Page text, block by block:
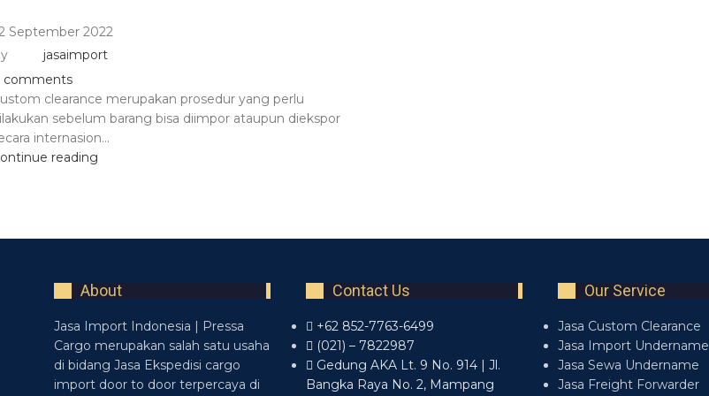
September 2022
jasaimport
comments
clearance merupakan prosedur yang perlu
sebelum barang bisa diimpor ataupun diekspor
internasion...
reading
About
Jasa Import Indonesia | Pressa
Cargo merupakan salah satu usaha
di bidang Jasa Ekspedisi cargo
import door to door terpercaya di
Contact Us
+62 852-7763-6499
(021) – 7822987
Gedung AKA Lt. 9 No. 914 | Jl.
Bangka Raya No. 2, Mampang
Our Service
Jasa Custom Clearance
Jasa Import Undername
Jasa Sewa Undername
Jasa Freight Forwarder